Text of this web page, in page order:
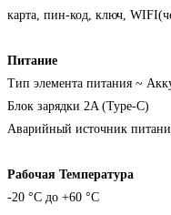
карта, пин-код, ключ,
Питание
Тип элемента питания ~
Блок зарядки 2A (Type-C)
Аварийный источник
Рабочая Температура
-20 °C до +60 °C